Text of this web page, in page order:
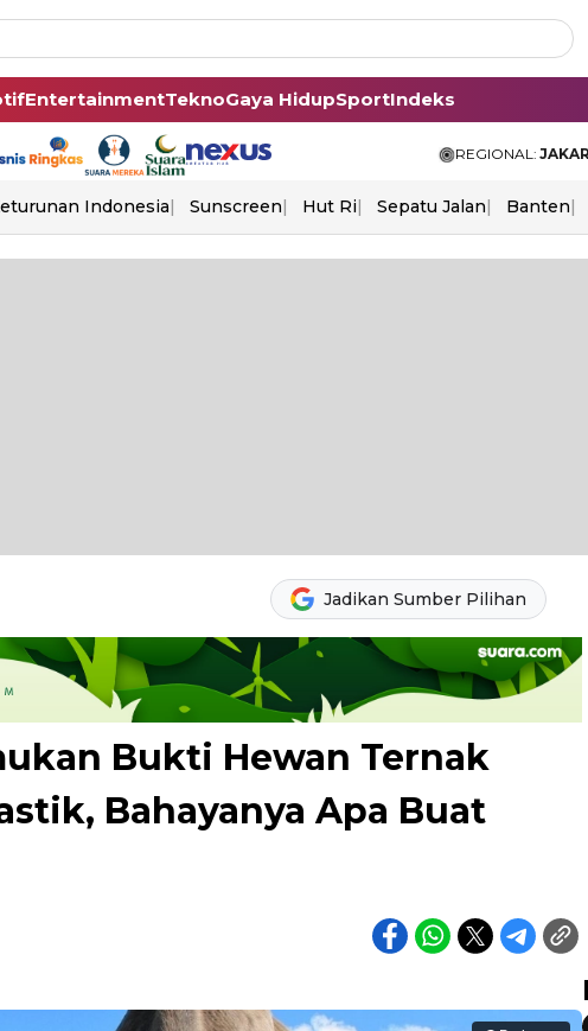
EntertainmentTeknoGaya HidupSportIndeks
REGIONAL:
Indonesia Sunscreen Hut Ri Sepatu Jalan Banten
Jadikan Sumber Pilihan
Bukti Hewan Ternak
Bahayanya Apa Buat